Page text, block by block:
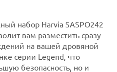
набор Harvia SASPO242
вам разместить сразу
на вашей дровяной
серии Legend, что
безопасность, но и